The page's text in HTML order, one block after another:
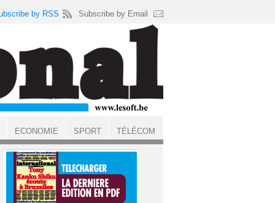
by RSS Subscribe by Email
ECONOMIE SPORT TÉLÉCOM